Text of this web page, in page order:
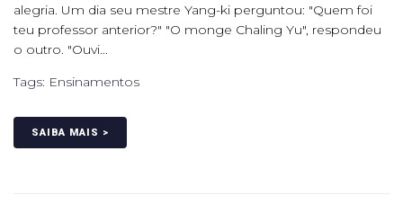
alegria. Um dia seu mestre Yang-ki perguntou: "Quem foi
teu professor anterior?" "O monge Chaling Yu", respondeu
o outro. "Ouvi...
Tags: Ensinamentos
SAIBA MAIS >